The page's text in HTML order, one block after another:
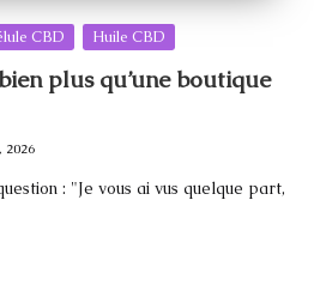
CBD Huile CBD
plus qu’une boutique
2026
: "Je vous ai vus quelque part,